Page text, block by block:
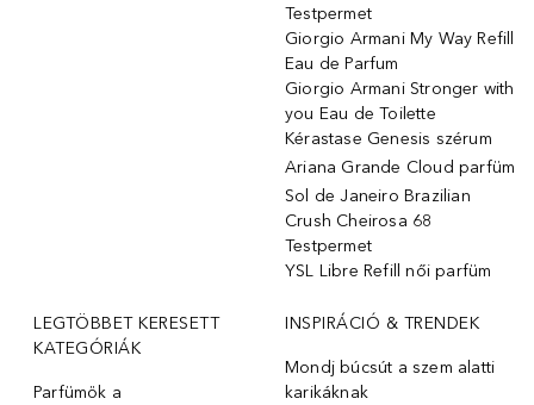
Testpermet
Giorgio Armani My Way Refill
Eau de Parfum
Giorgio Armani Stronger with
you Eau de Toilette
Kérastase Genesis szérum
Ariana Grande Cloud parfüm
Sol de Janeiro Brazilian
Crush Cheirosa 68
Testpermet
YSL Libre Refill női parfüm
LEGTÖBBET KERESETT
KATEGÓRIÁK
Parfümök ️a
INSPIRÁCIÓ & TRENDEK
Mondj búcsút a szem alatti
karikáknak